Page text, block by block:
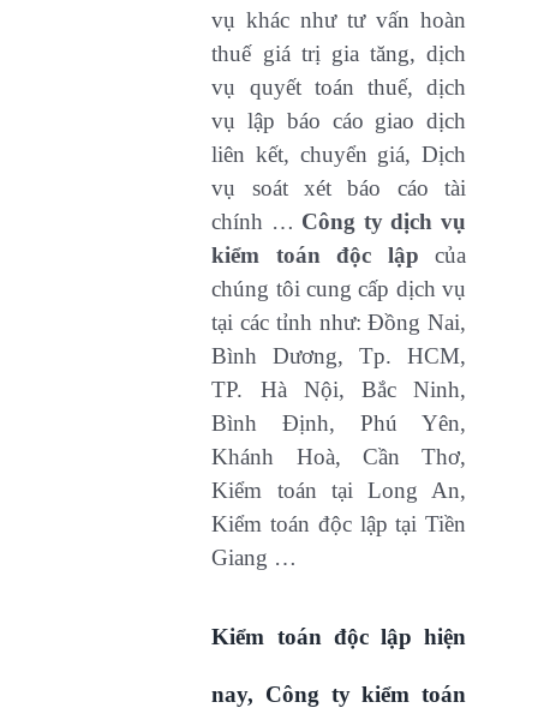
vụ khác như tư vấn hoàn
thuế giá trị gia tăng, dịch
vụ quyết toán thuế, dịch
vụ lập báo cáo giao dịch
liên kết, chuyển giá, Dịch
vụ soát xét báo cáo tài
chính … Công ty dịch vụ
kiểm toán độc lập của
chúng tôi cung cấp dịch vụ
tại các tỉnh như: Đồng Nai,
Bình Dương, Tp. HCM,
TP. Hà Nội, Bắc Ninh,
Bình Định, Phú Yên,
Khánh Hoà, Cần Thơ,
Kiểm toán tại Long An,
Kiểm toán độc lập tại Tiền
Giang …
Kiểm toán độc lập hiện
nay, Công ty kiểm toán